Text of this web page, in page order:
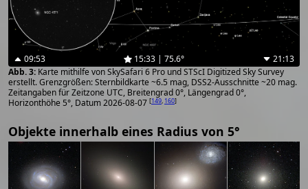
09:53 15:33 | 75.6°
21:13
Karte mithilfe von SkySafari 6 Pro und STScI Digitized Sky Survey
erstellt. Grenzgrößen: Sternbildkarte ~6.5 mag, DSS2-Ausschnitte ~20 mag.
Zeitangaben für Zeitzone UTC, Breitengrad 0°, Längengrad 0°,
Horizonthöhe 5°, Datum 2026-08-07 [149, 160]
Objekte innerhalb eines Radius von 5°